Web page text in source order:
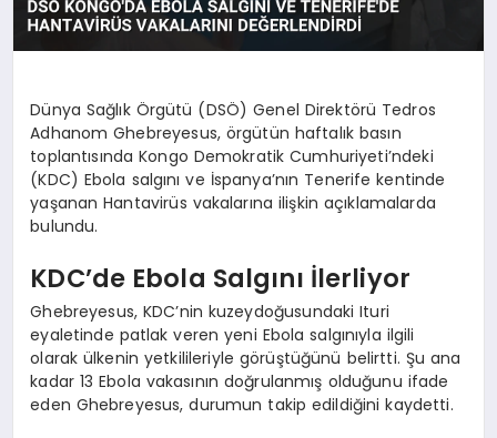
Dünya Sağlık Örgütü (DSÖ) Genel Direktörü Tedros
Adhanom Ghebreyesus, örgütün haftalık basın
toplantısında Kongo Demokratik Cumhuriyeti’ndeki
(KDC) Ebola salgını ve İspanya’nın Tenerife kentinde
yaşanan Hantavirüs vakalarına ilişkin açıklamalarda
bulundu.
KDC’de Ebola Salgını İlerliyor
Ghebreyesus, KDC’nin kuzeydoğusundaki Ituri
eyaletinde patlak veren yeni Ebola salgınıyla ilgili
olarak ülkenin yetkilileriyle görüştüğünü belirtti. Şu ana
kadar 13 Ebola vakasının doğrulanmış olduğunu ifade
eden Ghebreyesus, durumun takip edildiğini kaydetti.